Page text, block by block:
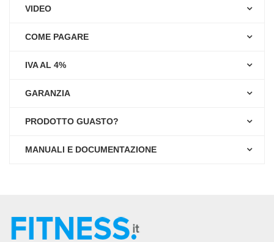
VIDEO
COME PAGARE
IVA AL 4%
GARANZIA
PRODOTTO GUASTO?
MANUALI E DOCUMENTAZIONE